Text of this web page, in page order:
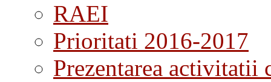
RAEI
Prioritati 2016-2017
Prezentarea activitatii